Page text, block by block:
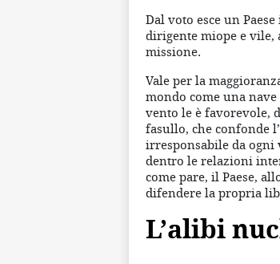
Dal voto esce un
dirigente miope e vile,
missione.
Vale per la
mondo come una
vento le è favorevole,
fasullo, che confonde
irresponsabile da ogni
dentro le relazioni
come pare, il Paese,
difendere la propria
L’alibi